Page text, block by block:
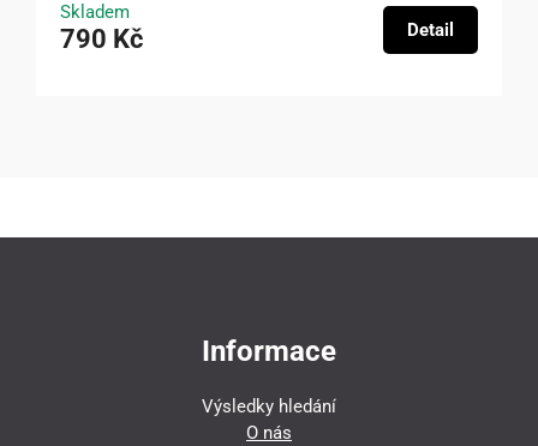
Skladem
790 Kč Detail
Informace
Výsledky hledání
O nás